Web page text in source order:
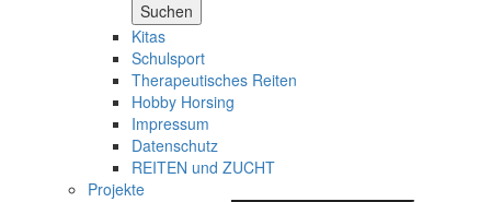
Suchen
Kitas
Schulsport
Therapeutisches Reiten
Hobby Horsing
Impressum
Datenschutz
REITEN und ZUCHT
Projekte